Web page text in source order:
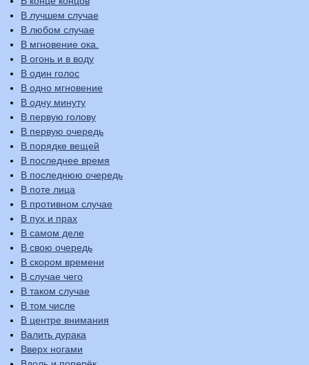
В лучшем случае
В любом случае
В мгновение ока.
В огонь и в воду
В один голос
В одно мгновение
В одну минуту
В первую голову
В первую очередь
В порядке вещей
В последнее время
В последнюю очередь
В поте лица
В противном случае
В пух и прах
В самом деле
В свою очередь
В скором времени
В случае чего
В таком случае
В том числе
В центре внимания
Валить дурака
Вверх ногами